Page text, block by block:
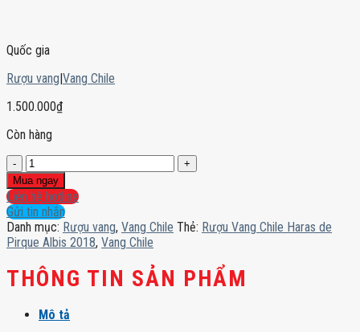
Quốc gia
Rượu vang|Vang Chile
1.500.000₫
Còn hàng
Rượu
Vang
Chile
Haras
de
Pirque
Albis
2018
số
Mua ngay
Liên hệ hotline
Gửi tin nhắn
Danh mục: Rượu vang, Vang Chile Thẻ: Rượu Vang Chile Haras de
Pirque Albis 2018, Vang Chile
THÔNG TIN SẢN PHẨM
Mô tả